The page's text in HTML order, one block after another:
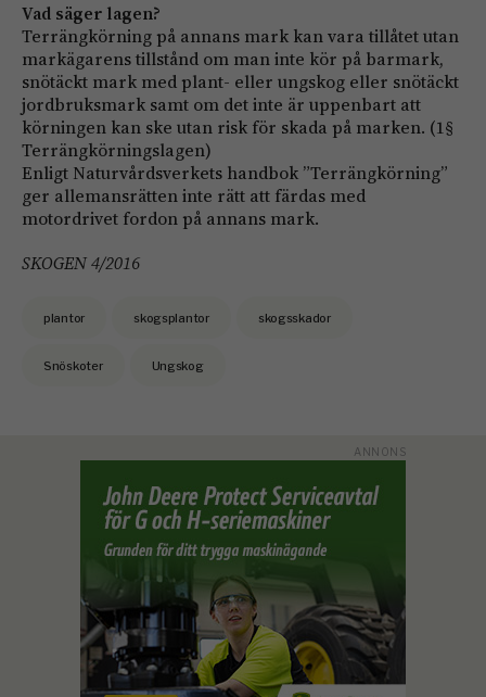
Vad säger lagen?
Terrängkörning på annans mark kan vara tillåtet utan
mark­ägarens tillstånd om man inte kör på barmark,
snötäckt mark med plant- eller ungskog eller snötäckt
jordbruksmark samt om det inte är uppenbart att
körningen kan ske utan risk för skada på marken. (1§
Terrängkörnings­lagen)
Enligt Naturvårdsverkets handbok ”Terrängkörning”
ger allemansrätten inte rätt att ­färdas med
motordrivet fordon på annans mark.
SKOGEN 4/2016
plantor skogsplantor skogsskador
Snöskoter Ungskog